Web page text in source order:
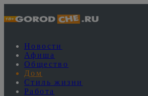
Новости
Афиша
Общество
Дом
Стиль жизни
Работа